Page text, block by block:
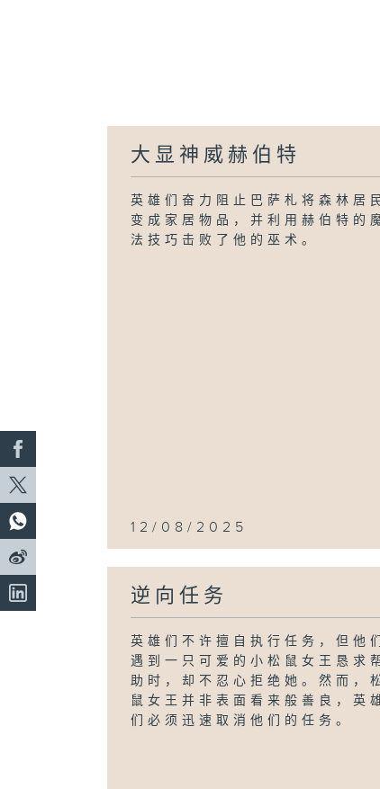
大显神威赫伯特
英雄们奋力阻止巴萨札将森林居
变成家居物品，并利用赫伯特的
法技巧击败了他的巫术。
12/08/2025
逆向任务
英雄们不许擅自执行任务，但他们
遇到一只可爱的小松鼠女王恳求
助时，却不忍心拒绝她。然而，
鼠女王并非表面看来般善良，英
们必须迅速取消他们的任务。